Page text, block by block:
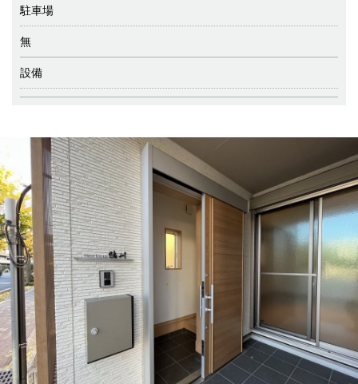
駐車場
無
設備